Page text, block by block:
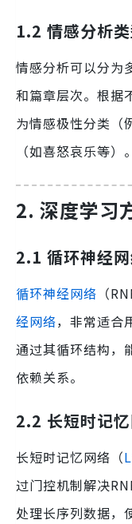
1.2 情感分析
情感分析可以分为
和篇章层次。根据
为情感极性分类（
（如喜怒哀乐等）。
2. 深度学习
2.1 循环神经网
循环神经网络 （
经网络，非常适合
通过其循环结构，
依赖关系。
2.2 长短时记忆
长短时记忆网络（
过门控机制解决
处理长序列数据，